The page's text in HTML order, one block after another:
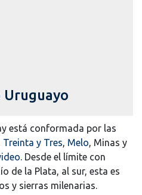
está conformada por las
Treinta y Tres, Melo, Minas y
. Desde el límite con
de la Plata, al sur, esta es
y sierras milenarias.